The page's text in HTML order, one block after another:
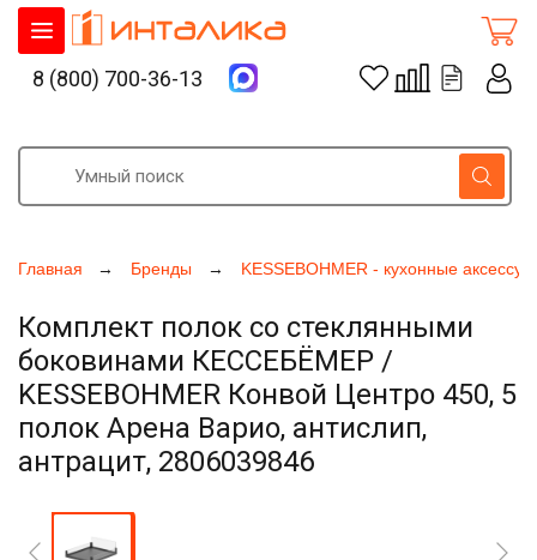
Главная Бренды KESSEBOHMER - кухонные
Комплект полок со стеклянными
боковинами КЕССЕБЁМЕР /
KESSEBOHMER Конвой Центро 450, 5
полок Арена Варио, антислип,
антрацит, 2806039846
8 (800) 700-36-13